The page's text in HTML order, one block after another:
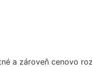
a zároveň cenovo